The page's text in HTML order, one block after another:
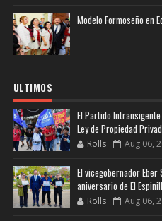
Modelo Formoseño en
ULTIMOS
El Partido
Ley de Propiedad
Rolls Aug 06,
El vicegobernador
aniversario de El
Rolls Aug 06,